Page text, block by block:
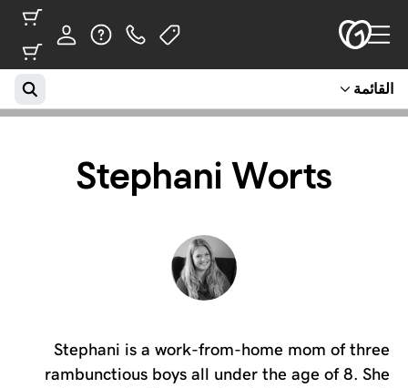
القائمة
Stephani Worts
Stephani is a work-from-home mom of three
rambunctious boys all under the age of 8. She